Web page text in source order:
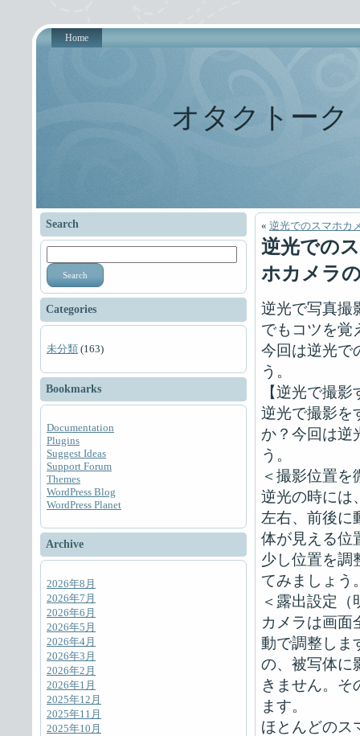
Home
オタクトーク
Search
Search
Categories
未分類 (163)
Bookmarks
Documentation
Plugins
Suggest Ideas
Support Forum
Themes
WordPress Blog
WordPress Planet
Archive
2026年8月
2026年7月
2026年6月
2026年5月
2026年4月
2026年3月
2026年2月
2026年1月
2025年12月
2025年11月
2025年10月
« 逆光でのスマホカ
逆光での
ホカメラ
逆光で写真撮
でもコツを覚
今回は逆光で
う。
【逆光で撮
逆光で撮影を
か？今回は逆
う。
＜撮影位置を
逆光の時には
左右、前後に
体が見える位
少し位置を調
てみましょう
＜露出設定
カメラは画面
動で調整しま
の、被写体に
きません。そ
ます。
ほとんどのス